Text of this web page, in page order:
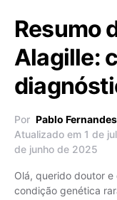
Resumo
Alagille:
Por Pablo Fernandes
Atualizado em 1 de
de junho de 2025
Olá, querido doutor e
condição genética